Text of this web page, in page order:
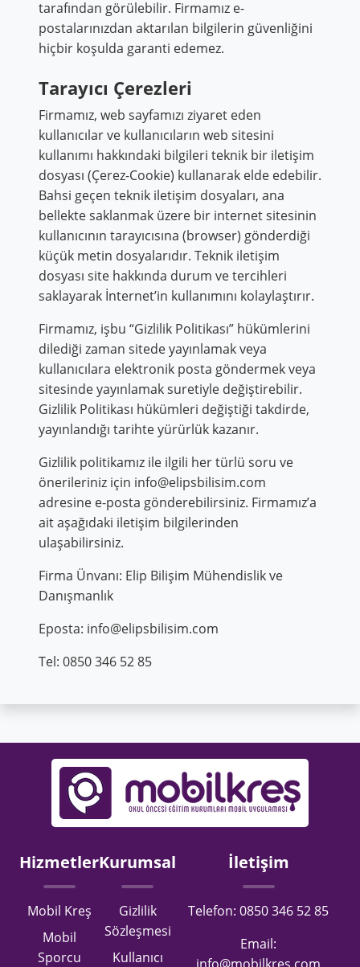
tarafından görülebilir. Firmamız e-
postalarınızdan aktarılan bilgilerin güvenliğini
hiçbir koşulda garanti edemez.
Tarayıcı Çerezleri
Firmamız, web sayfamızı ziyaret eden
kullanıcılar ve kullanıcıların web sitesini
kullanımı hakkındaki bilgileri teknik bir iletişim
dosyası (Çerez-Cookie) kullanarak elde edebilir.
Bahsi geçen teknik iletişim dosyaları, ana
bellekte saklanmak üzere bir internet sitesinin
kullanıcının tarayıcısına (browser) gönderdiği
küçük metin dosyalarıdır. Teknik iletişim
dosyası site hakkında durum ve tercihleri
saklayarak İnternet’in kullanımını kolaylaştırır.
Firmamız, işbu “Gizlilik Politikası” hükümlerini
dilediği zaman sitede yayınlamak veya
kullanıcılara elektronik posta göndermek veya
sitesinde yayınlamak suretiyle değiştirebilir.
Gizlilik Politikası hükümleri değiştiği takdirde,
yayınlandığı tarihte yürürlük kazanır.
Gizlilik politikamız ile ilgili her türlü soru ve
önerileriniz için info@elipsbilisim.com
adresine e-posta gönderebilirsiniz. Firmamız’a
ait aşağıdaki iletişim bilgilerinden
ulaşabilirsiniz.
Firma Ünvanı: Elip Bilişim Mühendislik ve
Danışmanlık
Eposta: info@elipsbilisim.com
Tel: 0850 346 52 85
Hizmetler
Mobil Kreş
Mobil
Sporcu
Kurumsal
Gizlilik
Sözleşmesi
Kullanıcı
İletişim
Telefon: 0850 346 52 85
Email: